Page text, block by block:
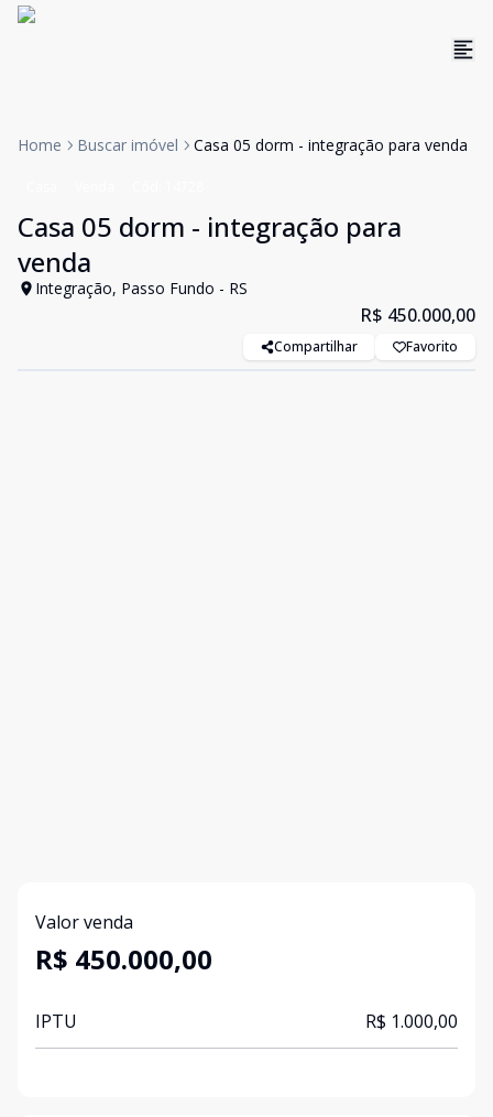
Home Buscar imóvel Casa 05 dorm - integração para venda
Casa 05 dorm - integração para
venda
Integração, Passo Fundo - RS
R$ 450.000,00
Compartilhar Favorito
Valor venda
R$ 450.000,00
IPTU R$ 1.000,00